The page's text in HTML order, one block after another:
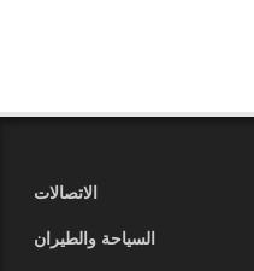
الاتصالات
السياحة والطيران